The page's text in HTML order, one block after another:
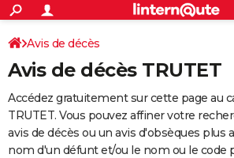
ACTUALITÉS
Politique
Société
Faits Divers
Education
Monde
Villes
+
SPORT
Coupe du monde 2026
Football
Tennis
Cyclisme
Rugby
Forum
Programme TV
TNT
Streaming
Cinéma
Sorties cinéma
Musique
+
FINANCE
Retraite
Epargne
Immobilier
Risques naturels par ville
Banque
Assurance
AUTO
Avis de décès
Avis de décès TRUTET
Accédez gratuitement sur cette page au
TRUTET. Vous pouvez affiner votre
avis de décès ou un avis d'obsèques plus
nom d'un défunt et/ou le nom ou le code